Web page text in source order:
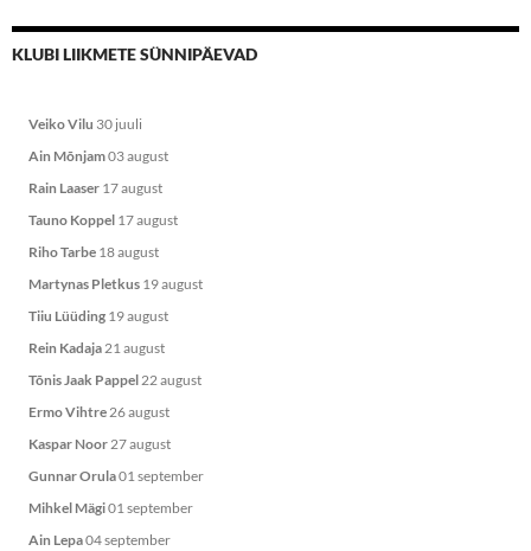
KLUBI LIIKMETE SÜNNIPÄEVAD
Veiko Vilu 30 juuli
Ain Mõnjam03 august
Rain Laaser 17 august
Tauno Koppel 17 august
Riho Tarbe 18 august
Martynas Pletkus 19 august
Tiiu Lüüding 19 august
Rein Kadaja21 august
Tõnis Jaak Pappel22 august
Ermo Vihtre26 august
Kaspar Noor27 august
Gunnar Orula01 september
Mihkel Mägi01 september
Ain Lepa04 september